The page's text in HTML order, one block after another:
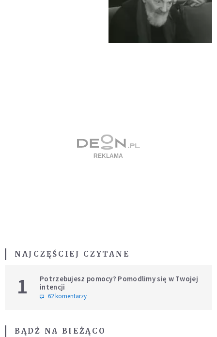
NAJCZĘŚCIEJ CZYTANE
1
Potrzebujesz pomocy? Pomodlimy się w Twojej
intencji
62 komentarzy
BĄDŹ NA BIEŻĄCO